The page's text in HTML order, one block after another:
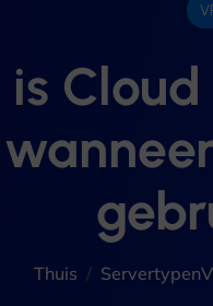
is
Thuis Servertypen